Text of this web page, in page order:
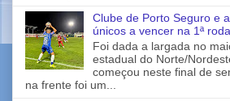
Clube de Porto Seguro e
únicos a vencer na 1ª
Foi dada a largada no
estadual do Norte/
começou neste final de
na frente foi um...